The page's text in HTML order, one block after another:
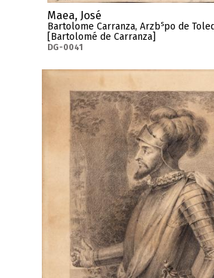
Maea, José
Bartolome Carranza, Arzbspo de
[Bartolomé de Carranza]
DG-0041